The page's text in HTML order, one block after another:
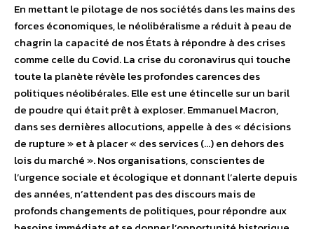
En mettant le pilotage de nos sociétés dans les mains des
forces économiques, le néolibéralisme a réduit à peau de
chagrin la capacité de nos États à répondre à des crises
comme celle du Covid. La crise du coronavirus qui touche
toute la planète révèle les profondes carences des
politiques néolibérales. Elle est une étincelle sur un baril
de poudre qui était prêt à exploser. Emmanuel Macron,
dans ses dernières allocutions, appelle à des « décisions
de rupture » et à placer « des services (…) en dehors des
lois du marché ». Nos organisations, conscientes de
l’urgence sociale et écologique et donnant l’alerte depuis
des années, n’attendent pas des discours mais de
profonds changements de politiques, pour répondre aux